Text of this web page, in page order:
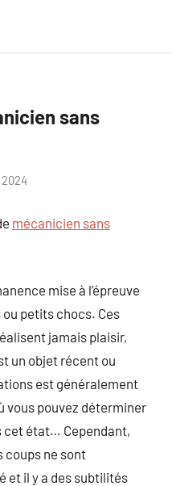
sans
2024
mécanicien sans
mise à l’épreuve
petits chocs. Ces
jamais plaisir,
un objet récent ou
est généralement
vous pouvez déterminer
cet état… Cependant,
ne sont
et il y a des subtilités